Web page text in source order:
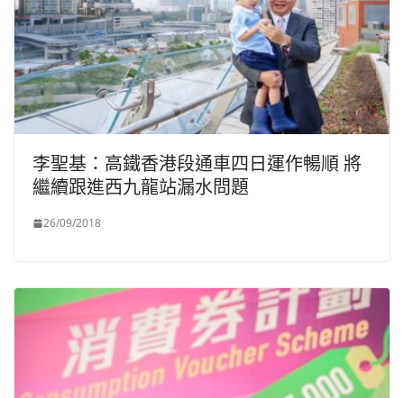
李聖基：高鐵香港段通車四日運作暢順 將
繼續跟進西九龍站漏水問題
26/09/2018